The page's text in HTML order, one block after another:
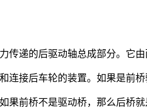
传递的后驱动轴总成部分。它
连接后车轮的装置。如果是前
果前桥不是驱动桥，那么后桥